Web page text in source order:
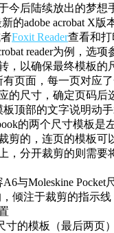
今后陆续放出的梦想
的adobe acrobat X版
Foxit Reader查看和打
reader为例，选
，以确保最终模板的
页面，每一页对应
的尺寸，确定页码后
顶部的文字说明动
的两个尺寸模板是
剪的，连页的模板可
，分开裁剪的则需要
与Moleskine Pocket
，倾注于裁剪的指示
寸的模板（最后两页